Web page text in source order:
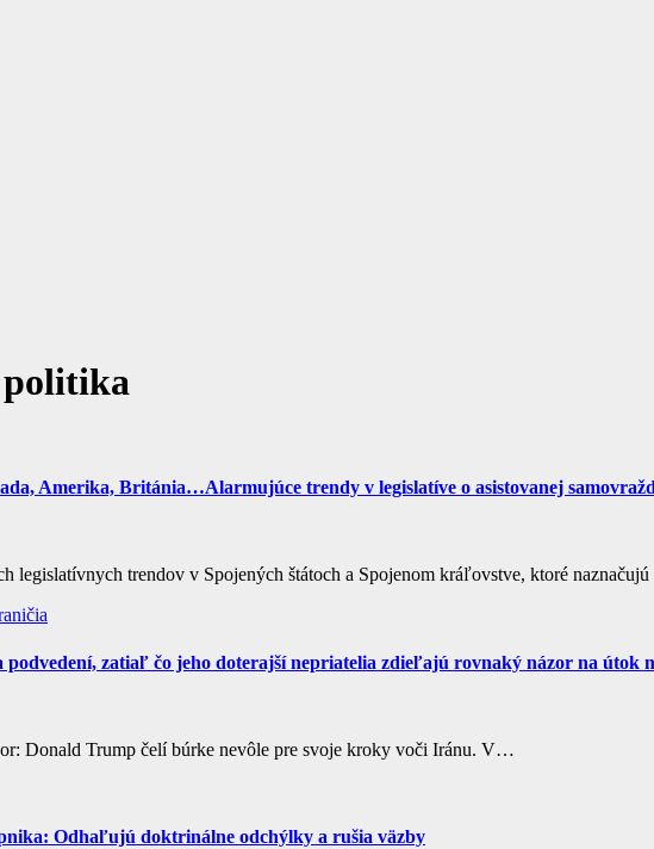
politika
Amerika, Británia…Alarmujúce trendy v legislatíve o asistovanej
legislatívnych trendov v Spojených štátoch a Spojenom kráľovstve, ktoré
zatiaľ čo jeho doterajší nepriatelia zdieľajú rovnaký názor na útok
Donald Trump čelí búrke nevôle pre svoje kroky voči Iránu. V…
Odhaľujú doktrinálne odchýlky a rušia väzby